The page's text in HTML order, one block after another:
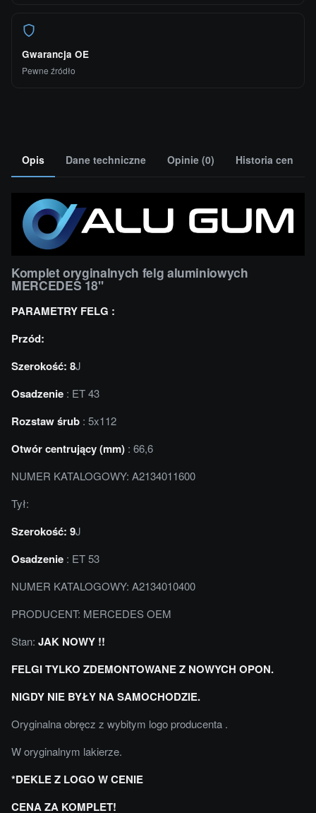
Gwarancja OE
Pewne źródło
Opis Dane techniczne Opinie (0) Historia cen
Komplet oryginalnych felg aluminiowych
MERCEDES 18''
PARAMETRY FELG :
Przód:
Szerokość: 8J
Osadzenie : ET 43
Rozstaw śrub : 5x112
Otwór centrujący (mm) : 66,6
NUMER KATALOGOWY: A2134011600
Tył:
Szerokość: 9J
Osadzenie : ET 53
NUMER KATALOGOWY: A2134010400
PRODUCENT: MERCEDES OEM
Stan: JAK NOWY !!
FELGI TYLKO ZDEMONTOWANE Z NOWYCH OPON.
NIGDY NIE BYŁY NA SAMOCHODZIE.
Oryginalna obręcz z wybitym logo producenta .
W oryginalnym lakierze.
*DEKLE Z LOGO W CENIE
CENA ZA KOMPLET!